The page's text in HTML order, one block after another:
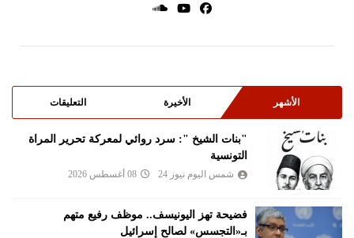
الأشهر الأخيرة التعليقات
"بنات الشيخ ": سرد روائي لمعركة تحرير المراة
التونسية
شمس اليوم نيوز 24 08 أغسطس 2026
فضيحة تهز اليونيسف.. موظف رفيع متهم
بـ«التجسس» لصالح إسرائيل